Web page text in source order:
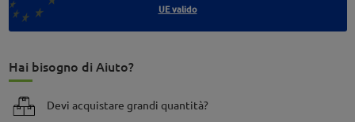
UE valido
Hai bisogno di Aiuto?
Devi acquistare grandi quantità?